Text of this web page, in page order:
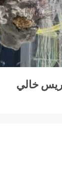
خالي